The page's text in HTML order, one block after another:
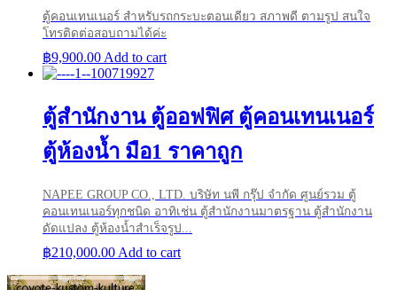
ตู้คอนเทนเนอร์ สำหรับรถกระบะตอนเดียว สภาพดี ตามรูป สนใจ
โทรติดต่อสอบถามได้ค่ะ
฿9,900.00 Add to cart
ตู้สำนักงาน ตู้ออฟฟิศ ตู้คอนเทนเนอร์
ตู้ห้องน้ำ มือ1 ราคาถูก
NAPEE GROUP CO., LTD. บริษัท นพี กรุ๊ป จำกัด ศูนย์รวม ตู้
คอนเทนเนอร์ทุกชนิด อาทิเช่น ตู้สำนักงานมาตรฐาน ตู้สำนักงาน
ดัดแปลง ตู้ห้องน้ำสำเร็จรูป...
฿210,000.00 Add to cart